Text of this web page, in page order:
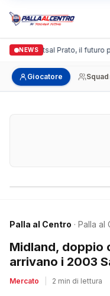
NEWS
Futsal Prato, il futuro
Giocatore
Palla al Centro · Palla al
Midland, doppio
arrivano i 2003
Mercato 2 min di lettura